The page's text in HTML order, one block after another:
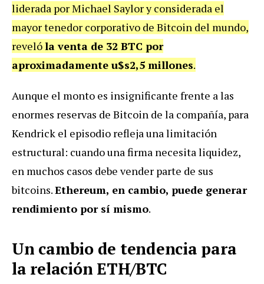
liderada por Michael Saylor y considerada el
mayor tenedor corporativo de Bitcoin del mundo,
revelóla venta de 32 BTC por
aproximadamente u$s2,5 millones.
Aunque el monto es insignificante frente a las
enormes reservas de Bitcoin de la compañía, para
Kendrick el episodio refleja una limitación
estructural: cuando una firma necesita liquidez,
en muchos casos debe vender parte de sus
bitcoins.Ethereum, en cambio, puede generar
rendimiento por sí mismo.
Un cambio de tendencia para
la relación ETH/BTC